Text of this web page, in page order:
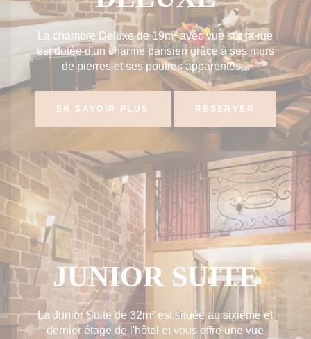
La chambre Deluxe de 19m² avec vue sur la rue
est dotée d'un charme parisien grâce à ses murs
de pierres et ses poutres apparentes...
EN SAVOIR PLUS RÉSERVER
JUNIOR SUITE
La Junior Suite de 32m² est située au sixième et
dernier étage de l'hôtel et vous offre une vue